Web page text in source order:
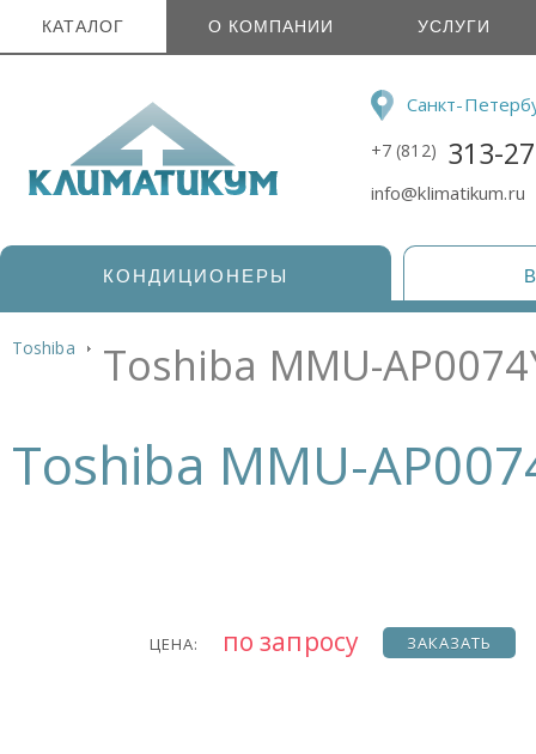
КАТАЛОГ О КОМПАНИИ УСЛУГИ
Санкт-
+7 (812) 313-
info@klimatikum.ru
КОНДИЦИОНЕРЫ
Toshiba Toshiba MMU-
Toshiba MMU-
ЦЕНА: по запросу ЗАКАЗАТЬ